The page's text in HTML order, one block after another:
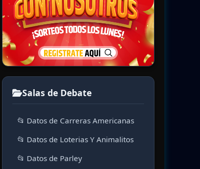
Salas de Debate
📂 Datos de Carreras Americanas
📂 Datos de Loterias Y Animalitos
📂 Datos de Parley